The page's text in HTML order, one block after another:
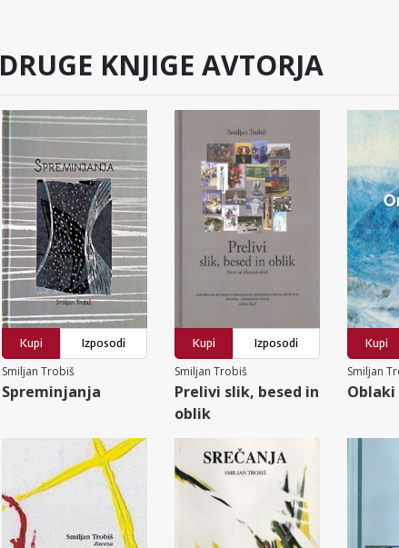
DRUGE KNJIGE AVTORJA
Kupi
Izposodi
Smiljan Trobiš
Spreminjanja
Kupi
Izposodi
Smiljan Trobiš
Prelivi slik, besed in
oblik
Kupi
Smiljan
Oblaki